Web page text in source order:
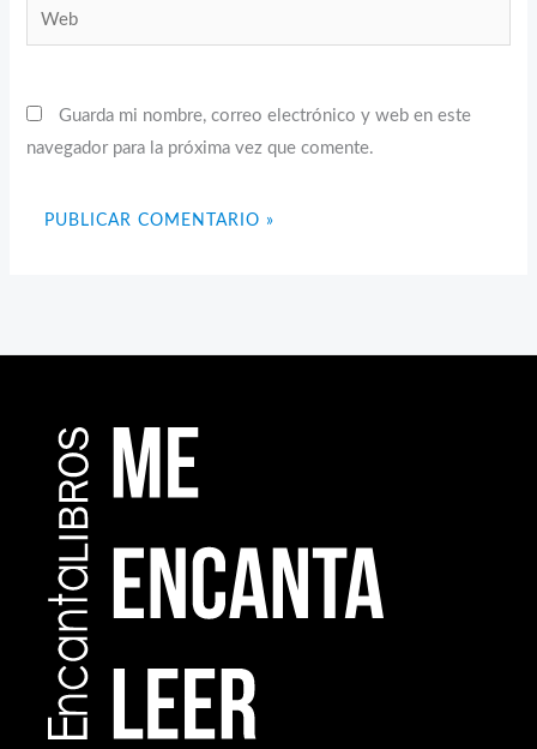
Web
Guarda mi nombre, correo electrónico y web en este
navegador para la próxima vez que comente.